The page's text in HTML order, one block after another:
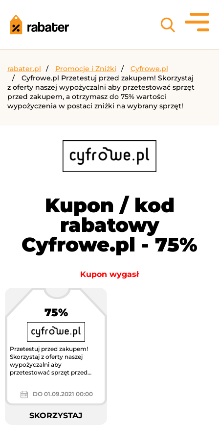
rabater.pl Promocje i Zniżki
Cyfrowe.pl
Cyfrowe.pl Przetestuj przed zakupem! Skorzystaj
z oferty naszej wypożyczalni aby przetestować sprzęt
przed zakupem, a otrzymasz do 75% wartości
wypożyczenia w postaci zniżki na wybrany sprzęt!
Kupon / kod
rabatowy
Cyfrowe.pl - 75%
Kupon wygasł
75%
Przetestuj przed zakupem!
Skorzystaj z oferty naszej
wypożyczalni aby
przetestować sprzęt przed
DO 01.09.2021 00:00
SKORZYSTAJ